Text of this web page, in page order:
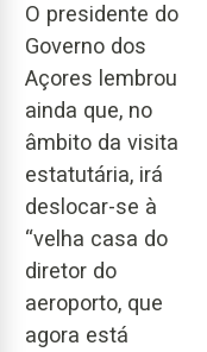
O presidente do
Governo dos
Açores lembrou
ainda que, no
âmbito da visita
estatutária, irá
deslocar-se à
“velha casa do
diretor do
aeroporto, que
agora está